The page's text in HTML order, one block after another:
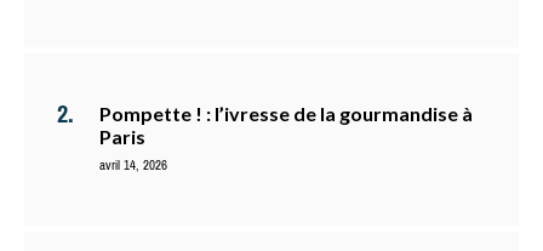
Pompette ! : l’ivresse de la gourmandise à
Paris
avril 14, 2026